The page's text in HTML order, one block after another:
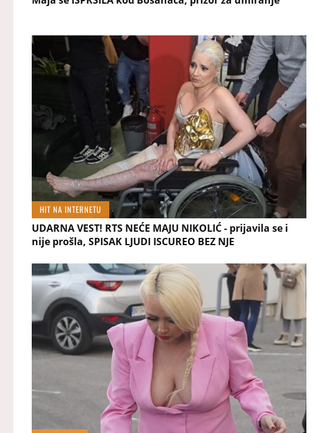
HIT NA INTERNETU
UDARNA VEST! RTS NEĆE MAJU NIKOLIĆ - prijavila se i
nije prošla, SPISAK LJUDI ISCUREO BEZ NJE